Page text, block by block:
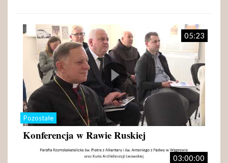
Pozostałe
05:23
Konferencja w Rawie Ruskiej
03:00:00